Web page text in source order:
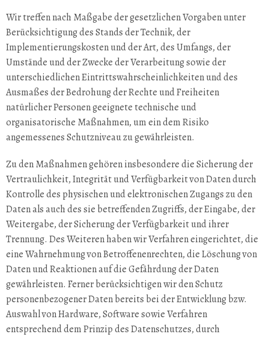
Wir treffen nach Maßgabe der gesetzlichen Vorgaben unter
Berücksichtigung des Stands der Technik, der
Implementierungskosten und der Art, des Umfangs, der
Umstände und der Zwecke der Verarbeitung sowie der
unterschiedlichen Eintrittswahrscheinlichkeiten und des
Ausmaßes der Bedrohung der Rechte und Freiheiten
natürlicher Personen geeignete technische und
organisatorische Maßnahmen, um ein dem Risiko
angemessenes Schutzniveau zu gewährleisten.
Zu den Maßnahmen gehören insbesondere die Sicherung der
Vertraulichkeit, Integrität und Verfügbarkeit von Daten durch
Kontrolle des physischen und elektronischen Zugangs zu den
Daten als auch des sie betreffenden Zugriffs, der Eingabe, der
Weitergabe, der Sicherung der Verfügbarkeit und ihrer
Trennung. Des Weiteren haben wir Verfahren eingerichtet, die
eine Wahrnehmung von Betroffenenrechten, die Löschung von
Daten und Reaktionen auf die Gefährdung der Daten
gewährleisten. Ferner berücksichtigen wir den Schutz
personenbezogener Daten bereits bei der Entwicklung bzw.
Auswahl von Hardware, Software sowie Verfahren
entsprechend dem Prinzip des Datenschutzes, durch